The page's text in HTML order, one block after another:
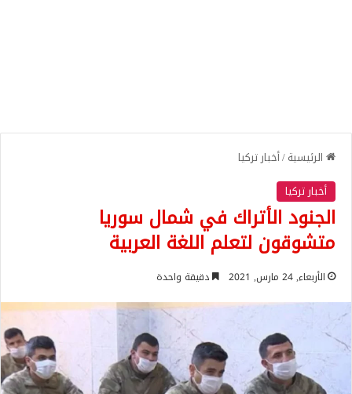
الرئيسية/أخبار تركيا
أخبار تركيا
الجنود الأتراك في شمال سوريا
متشوقون لتعلم اللغة العربية
الأربعاء, 24 مارس, 2021 دقيقة واحدة